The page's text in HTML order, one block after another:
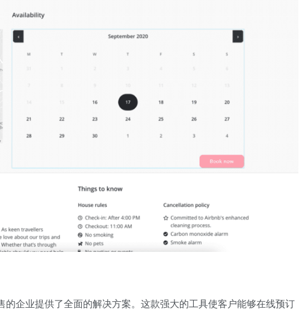
企业提供了全面的解决方案。这款强大的工具使客户能够在线预订